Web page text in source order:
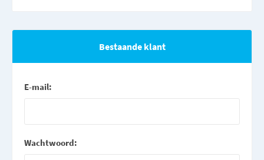
Bestaande klant
E-mail:
Wachtwoord: